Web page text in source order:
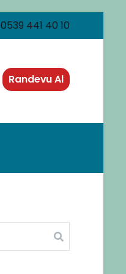
0539 441 40 10
Randevu Al